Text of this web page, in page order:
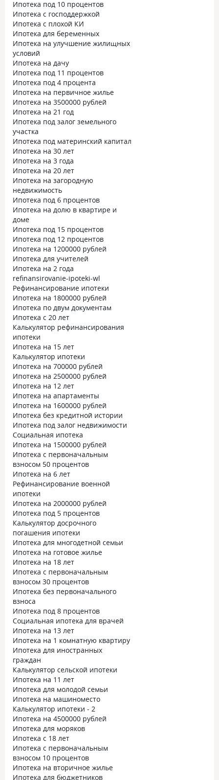
Ипотека под 10 процентов
Ипотека с господдержкой
Ипотека с плохой КИ
Ипотека для беременных
Ипотека на улучшение жилищных
условий
Ипотека на дачу
Ипотека под 11 процентов
Ипотека под 4 процента
Ипотека на первичное жилье
Ипотека на 3500000 рублей
Ипотека на 21 год
Ипотека под залог земельного
участка
Ипотека под материнский капитал
Ипотека на 30 лет
Ипотека на 3 года
Ипотека на 20 лет
Ипотека на загородную
недвижимость
Ипотека под 6 процентов
Ипотека на долю в квартире и
доме
Ипотека под 15 процентов
Ипотека под 12 процентов
Ипотека на 1200000 рублей
Ипотека для учителей
Ипотека на 2 года
refinansirovanie-ipoteki-wl
Рефинансирование ипотеки
Ипотека на 1800000 рублей
Ипотека по двум документам
Ипотека с 20 лет
Калькулятор рефинансирования
ипотеки
Ипотека на 15 лет
Калькулятор ипотеки
Ипотека на 700000 рублей
Ипотека на 2500000 рублей
Ипотека на 12 лет
Ипотека на апартаменты
Ипотека на 1600000 рублей
Ипотека без кредитной истории
Ипотека под залог недвижимости
Социальная ипотека
Ипотека на 1500000 рублей
Ипотека с первоначальным
взносом 50 процентов
Ипотека на 6 лет
Рефинансирование военной
ипотеки
Ипотека на 2000000 рублей
Ипотека под 5 процентов
Калькулятор досрочного
погашения ипотеки
Ипотека для многодетной семьи
Ипотека на готовое жилье
Ипотека на 18 лет
Ипотека с первоначальным
взносом 30 процентов
Ипотека без первоначального
взноса
Ипотека под 8 процентов
Социальная ипотека для врачей
Ипотека на 13 лет
Ипотека на 1 комнатную квартиру
Ипотека для иностранных
граждан
Калькулятор сельской ипотеки
Ипотека на 11 лет
Ипотека для молодой семьи
Ипотека на машиноместо
Калькулятор ипотеки - 2
Ипотека на 4500000 рублей
Ипотека для моряков
Ипотека с 18 лет
Ипотека с первоначальным
взносом 10 процентов
Ипотека на вторичное жилье
Ипотека для бюджетников